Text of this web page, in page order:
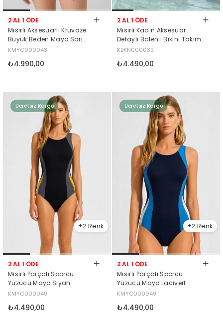
2 AL 1 ÖDE
Mısırlı Aksesuarlı Kruvaze
Büyük Beden Mayo Sarı
Çiçek Desen
KMYO000043
₺4.990,00
2 AL 1 ÖDE
Mısırlı Kadın Aksesuar
Detaylı Balenli Bikini Takım
Siyah
KBKN000039
₺4.490,00
2
2 AL 1 ÖDE
Mısırlı Parçalı Sporcu
Yüzücü Mayo Siyah
KMYO000049
₺4.490,00
Ücretsiz Kargo
2
2 AL 1 ÖDE
Mısırlı Parçalı Sporcu
Yüzücü Mayo Lacivert
KMYO000049
₺4.490,00
Ücretsiz Kargo